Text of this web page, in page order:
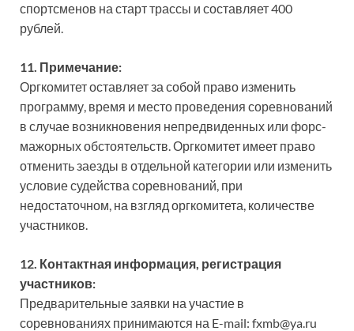
спортсменов на старт трассы и составляет 400
рублей.
11. Примечание:
Оргкомитет оставляет за собой право изменить
программу, время и место проведения соревнований
в случае возникновения непредвиденных или форс-
мажорных обстоятельств. Оргкомитет имеет право
отменить заезды в отдельной категории или изменить
условие судейства соревнований, при
недостаточном, на взгляд оргкомитета, количестве
участников.
12. Контактная информация, регистрация
участников:
Предварительные заявки на участие в
соревнованиях принимаются на E-mail: fxmb@ya.ru